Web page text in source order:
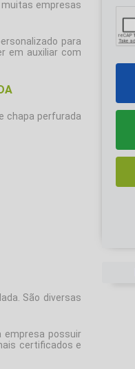
empresas
para
em auxiliar com
chapa perfurada
. São diversas
empresa possuir
certificados e